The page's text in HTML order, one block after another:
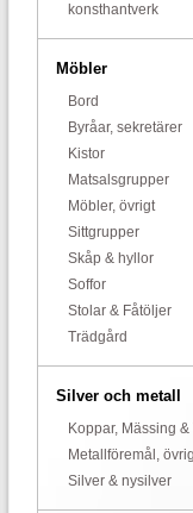
konsthantverk
Möbler
Bord
Byråar, sekretärer
Kistor
Matsalsgrupper
Möbler, övrigt
Sittgrupper
Skåp & hyllor
Soffor
Stolar & Fåtöljer
Trädgård
Silver och metall
Koppar, Mässing &
Metallföremål,
Silver & nysilver